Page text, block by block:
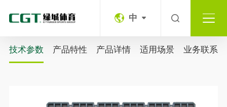
中
技术参数 产品特性 产品详情 适用场景 业务联系